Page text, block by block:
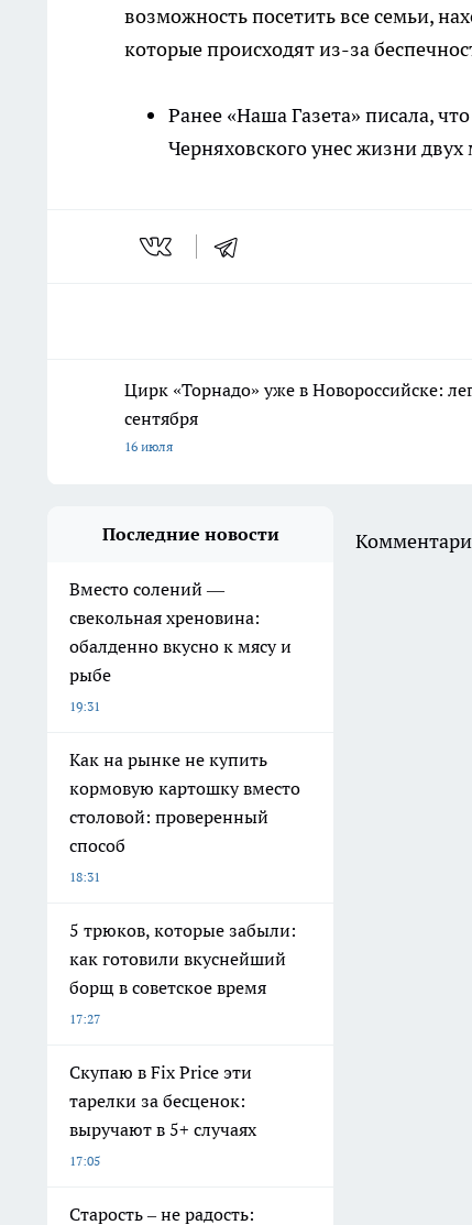
возможность посетить все семьи,
которые происходят из-за
Ранее «Наша Газета» писала,
Черняховского унес жизни
Цирк «Торнадо» уже в Новороссийске:
сентября
16 июля
Последние новости
Вместо солений —
свекольная хреновина:
обалденно вкусно к мясу и
рыбе
19:31
Как на рынке не купить
кормовую картошку вместо
столовой: проверенный
способ
18:31
5 трюков, которые забыли:
как готовили вкуснейший
борщ в советское время
17:27
Скупаю в Fix Price эти
тарелки за бесценок:
выручают в 5+ случаях
17:05
Старость – не радость: